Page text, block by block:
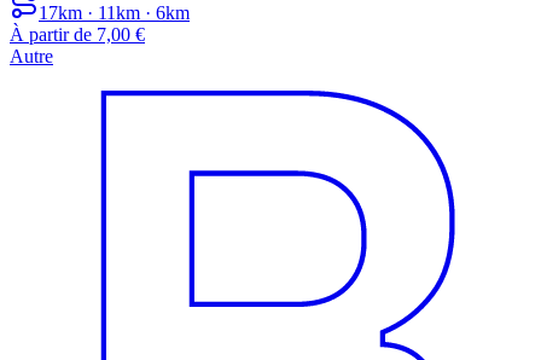
17km · 11km · 6km
À partir de 7,00 €
Autre